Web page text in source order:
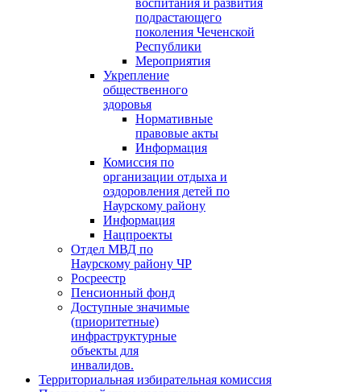
воспитания и развития
подрастающего
поколения Чеченской
Республики
Мероприятия
Укрепление
общественного
здоровья
Нормативные
правовые акты
Информация
Комиссия по
организации отдыха и
оздоровления детей по
Наурскому району
Информация
Нацпроекты
Отдел МВД по
Наурскому району ЧР
Росреестр
Пенсионный фонд
Доступные значимые
(приоритетные)
инфраструктурные
объекты для
инвалидов.
Территориальная избирательная комиссия